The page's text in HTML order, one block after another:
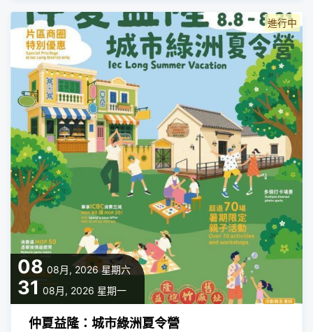
08 08月, 2026 星期六
31 08月, 2026 星期一
進行中
仲夏益隆：城市綠洲夏令營